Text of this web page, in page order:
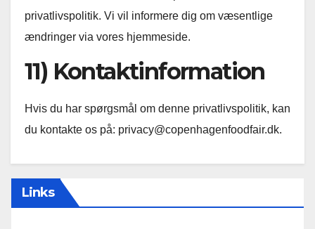
privatlivspolitik. Vi vil informere dig om væsentlige
ændringer via vores hjemmeside.
11) Kontaktinformation
Hvis du har spørgsmål om denne privatlivspolitik, kan
du kontakte os på: privacy@copenhagenfoodfair.dk.
Links